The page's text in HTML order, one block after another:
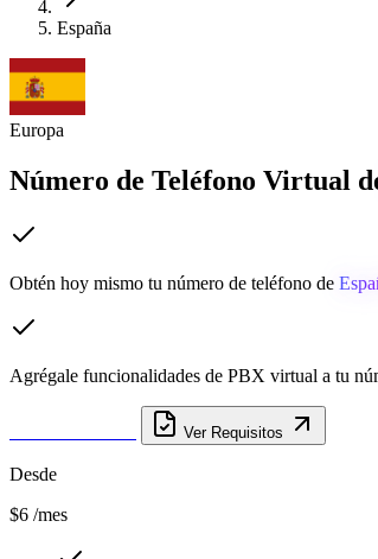
España
Europa
Número de Teléfono Virtual
Obtén hoy mismo tu número de teléfono de
Agrégale funcionalidades de PBX virtual a tu
Ver Requisitos
Desde
$6 /mes